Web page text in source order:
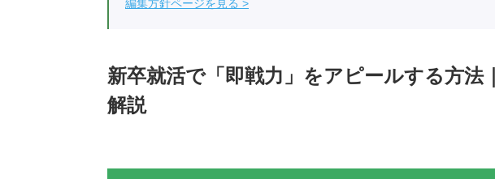
編集方針ページを見る
新卒就活で「即戦力」をアピールする方法
解説